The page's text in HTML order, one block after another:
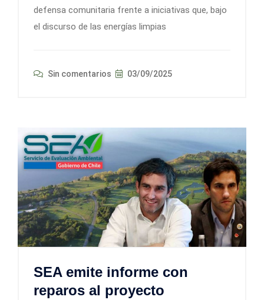
defensa comunitaria frente a iniciativas que, bajo
el discurso de las energías limpias
Sin comentarios 03/09/2025
SEA emite informe con
reparos al proyecto